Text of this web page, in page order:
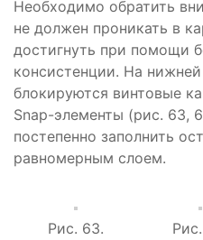
Необходимо обратить
не должен проникать в
достигнуть при помощи
консистенции. На
блокируются винтовые
Snap-элементы (рис. 63,
постепенно заполнить
равномерным слоем.
Рис. 63.